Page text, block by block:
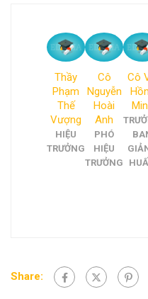
Thầy
Phạm
Thế
Vượng
HIỆU
TRƯỞNG
Cô
Nguyễn
Hoài
Anh
PHÓ
HIỆU
TRƯỞNG
Cô
Share: